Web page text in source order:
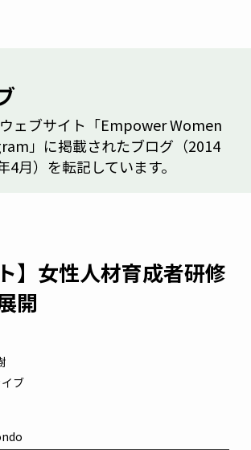
ブ
】女性人材育成者研修
開
ェブサイト「Empower Women
」に掲載されたブログ（2014
4月）を転記しています。